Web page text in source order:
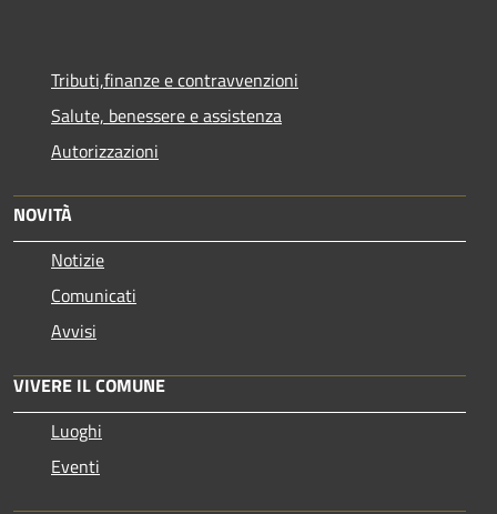
Tributi,finanze e contravvenzioni
Salute, benessere e assistenza
Autorizzazioni
NOVITÀ
Notizie
Comunicati
Avvisi
VIVERE IL COMUNE
Luoghi
Eventi